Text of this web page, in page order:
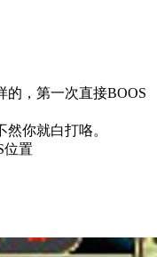
，第一次直接BOOS
你就白打咯。
置